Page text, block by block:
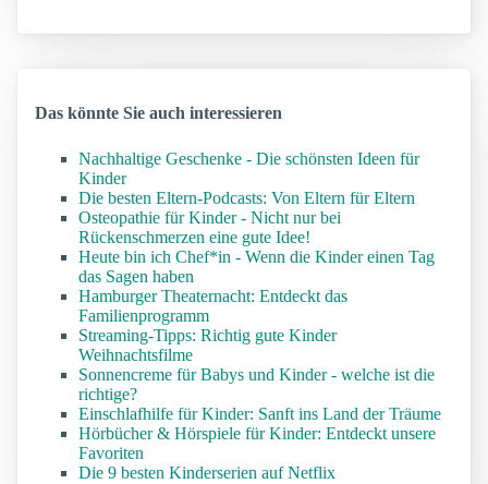
Das könnte Sie auch interessieren
Nachhaltige Geschenke - Die schönsten Ideen für
Kinder
Die besten Eltern-Podcasts: Von Eltern für Eltern
Osteopathie für Kinder - Nicht nur bei
Rückenschmerzen eine gute Idee!
Heute bin ich Chef*in - Wenn die Kinder einen Tag
das Sagen haben
Hamburger Theaternacht: Entdeckt das
Familienprogramm
Streaming-Tipps: Richtig gute Kinder
Weihnachtsfilme
Sonnencreme für Babys und Kinder - welche ist die
richtige?
Einschlafhilfe für Kinder: Sanft ins Land der Träume
Hörbücher & Hörspiele für Kinder: Entdeckt unsere
Favoriten
Die 9 besten Kinderserien auf Netflix